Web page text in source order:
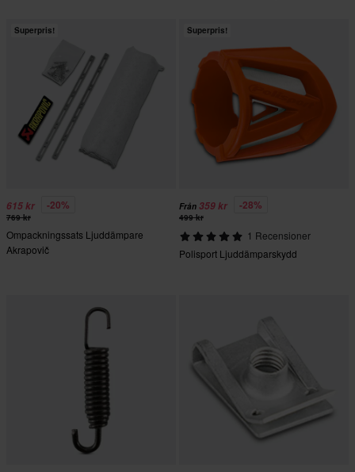
Superpris!
615 kr -20%
769 kr
Ompackningssats Ljuddämpare
Akrapovič
Superpris!
Från 359 kr -28%
499 kr
1 Recensioner
Polisport Ljuddämparskydd